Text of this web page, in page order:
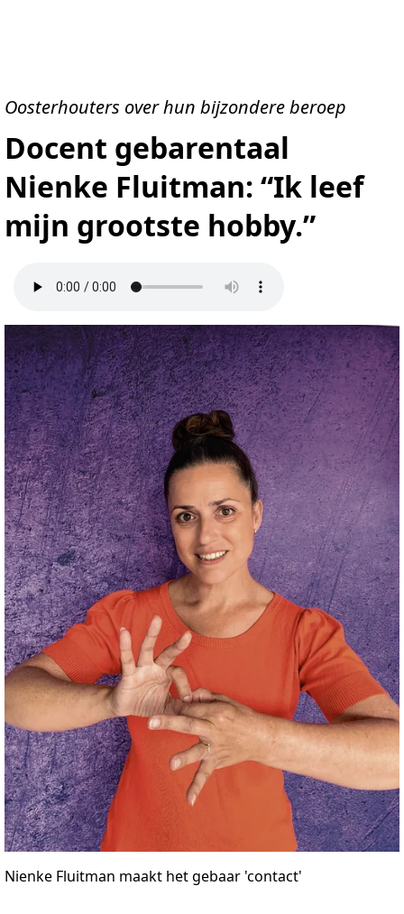
Oosterhouters over hun bijzondere beroep
Docent gebarentaal
Nienke Fluitman: “Ik leef
mijn grootste hobby.”
Nienke Fluitman maakt het gebaar 'contact'